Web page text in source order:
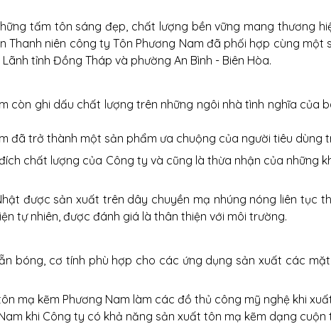
tấm tôn sáng đẹp, chất lượng bền vững mang thương
Thanh niên công ty Tôn Phương Nam đã phối hợp cùng
tỉnh Đồng Tháp và phường An Bình - Biên Hòa.
còn ghi dấu chất lượng trên những ngôi nhà tình nghĩa của
đã trở thành một sản phẩm ưa chuộng của người tiêu dùng
chất lượng của Công ty và cũng là thừa nhận của những
được sản xuất trên dây chuyền mạ nhúng nóng liên tục
tự nhiên, được đánh giá là thân thiện với môi trường.
bóng, cơ tính phù hợp cho các ứng dụng sản xuất các
mạ kẽm Phương Nam làm các đồ thủ công mỹ nghệ khi
khi Công ty có khả năng sản xuất tôn mạ kẽm dạng cuộn